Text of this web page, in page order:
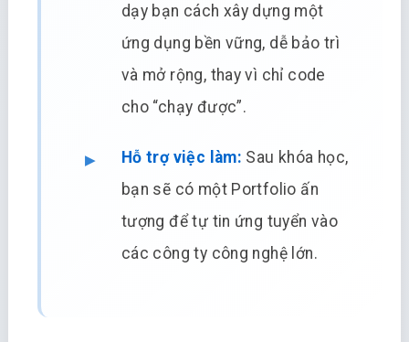
dạy bạn cách xây dựng một
ứng dụng bền vững, dễ bảo trì
và mở rộng, thay vì chỉ code
cho “chạy được”.
Hỗ trợ việc làm: Sau khóa học,
bạn sẽ có một Portfolio ấn
tượng để tự tin ứng tuyển vào
các công ty công nghệ lớn.